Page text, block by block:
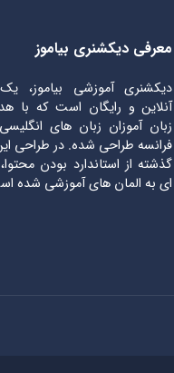
معرفی دیکشنری بیاموز
دیکشنری آموزشی بیاموز،
آنلاین و رایگان است که با
زبان آموزان زبان های
فرانسه طراحی شده. در طراحی
گذشته از استاندارد بودن
ای به المان های آموزشی شده